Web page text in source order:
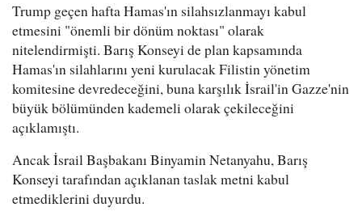
Trump geçen hafta Hamas'ın silahsızlanmayı kabul
etmesini "önemli bir dönüm noktası" olarak
nitelendirmişti. Barış Konseyi de plan kapsamında
Hamas'ın silahlarını yeni kurulacak Filistin yönetim
komitesine devredeceğini, buna karşılık İsrail'in Gazze'nin
büyük bölümünden kademeli olarak çekileceğini
açıklamıştı.
Ancak İsrail Başbakanı Binyamin Netanyahu, Barış
Konseyi tarafından açıklanan taslak metni kabul
etmediklerini duyurdu.